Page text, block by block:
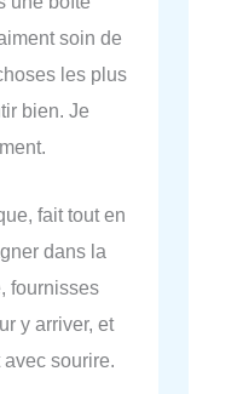
soin de
les plus
bien. Je
fait tout en
dans la
fournisses
y arriver, et
sourire.